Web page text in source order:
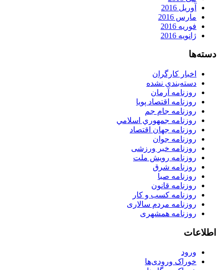
آوریل 2016
مارس 2016
فوریه 2016
ژانویه 2016
دسته‌ها
اخبار کارگران
دسته‌بندی نشده
روزنامه آرمان
روزنامه اقتصاد پویا
روزنامه جام جم
روزنامه جمهوري اسلامي
روزنامه جهان اقتصاد
روزنامه جوان
روزنامه خبر ورزشى
روزنامه رویش ملت
روزنامه شرق
روزنامه صبا
روزنامه قانون
روزنامه كسب و كار
روزنامه مردم سالاری
روزنامه همشهری
اطلاعات
ورود
خوراک ورودی‌ها